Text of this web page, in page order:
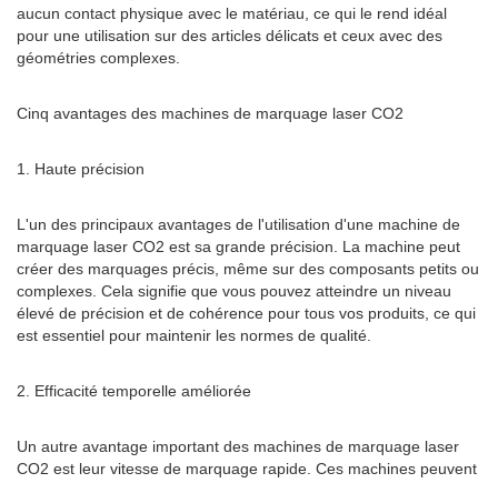
aucun contact physique avec le matériau, ce qui le rend idéal
pour une utilisation sur des articles délicats et ceux avec des
géométries complexes.
Cinq avantages des machines de marquage laser CO2
1. Haute précision
L'un des principaux avantages de l'utilisation d'une machine de
marquage laser CO2 est sa grande précision. La machine peut
créer des marquages ​​précis, même sur des composants petits ou
complexes. Cela signifie que vous pouvez atteindre un niveau
élevé de précision et de cohérence pour tous vos produits, ce qui
est essentiel pour maintenir les normes de qualité.
2. Efficacité temporelle améliorée
Un autre avantage important des machines de marquage laser
CO2 est leur vitesse de marquage rapide. Ces machines peuvent